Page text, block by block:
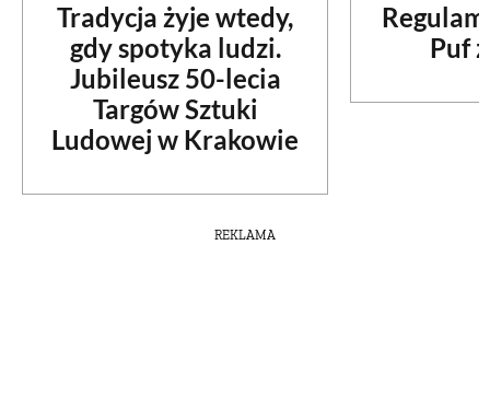
Tradycja żyje wtedy,
gdy spotyka ludzi.
Jubileusz 50-lecia
Targów Sztuki
Ludowej w Krakowie
Puf
REKLAMA